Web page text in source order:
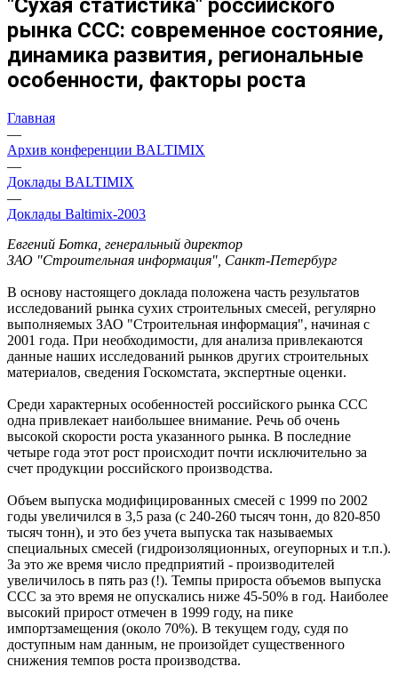
"Сухая статистика" российского
рынка ССС: современное состояние,
динамика развития, региональные
особенности, факторы роста
Главная
—
Архив конференции BALTIMIX
—
Доклады BALTIMIX
—
Доклады Baltimix-2003
Евгений Ботка, генеральный директор
ЗАО "Строительная информация", Санкт-Петербург
В основу настоящего доклада положена часть результатов
исследований рынка сухих строительных смесей, регулярно
выполняемых ЗАО "Строительная информация", начиная с
2001 года. При необходимости, для анализа привлекаются
данные наших исследований рынков других строительных
материалов, сведения Госкомстата, экспертные оценки.
Среди характерных особенностей российского рынка ССС
одна привлекает наибольшее внимание. Речь об очень
высокой скорости роста указанного рынка. В последние
четыре года этот рост происходит почти исключительно за
счет продукции российского производства.
Объем выпуска модифицированных смесей с 1999 по 2002
годы увеличился в 3,5 раза (с 240-260 тысяч тонн, до 820-850
тысяч тонн), и это без учета выпуска так называемых
специальных смесей (гидроизоляционных, огеупорных и т.п.).
За это же время число предприятий - производителей
увеличилось в пять раз (!). Темпы прироста объемов выпуска
ССС за это время не опускались ниже 45-50% в год. Наиболее
высокий прирост отмечен в 1999 году, на пике
импортзамещения (около 70%). В текущем году, судя по
доступным нам данным, не произойдет существенного
снижения темпов роста производства.